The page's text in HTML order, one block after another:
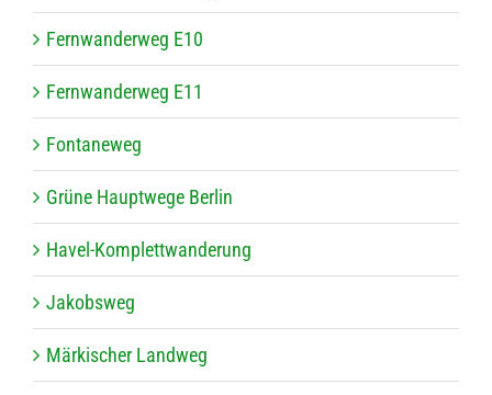
Fern­wan­der­weg E10
Fern­wan­der­weg E11
Fon­ta­ne­weg
Grüne Haupt­wege Berlin
Havel-Kom­plett­wan­de­rung
Jakobs­weg
Mär­ki­scher Landweg